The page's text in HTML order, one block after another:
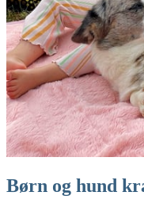
Børn og hund